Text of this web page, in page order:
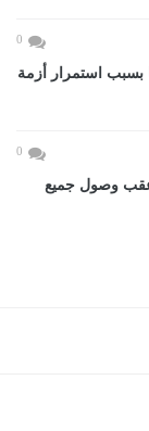
0
بسبب استمرار أزمة
0
عقب وصول جميع